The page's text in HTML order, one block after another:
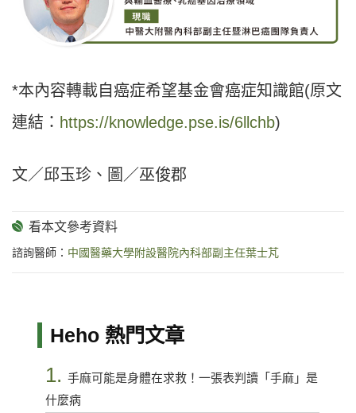
*本內容轉載自癌症希望基金會癌症知識館(原文
連結： https://knowledge.pse.is/6llchb)
文／邱玉珍、圖／巫俊郡
諮詢醫師： 中國醫藥大學附設醫院內科部副主任葉士芃
Heho 熱門文章
1. 手麻可能是身體在求救！一張表判讀「手麻」是
什麼病